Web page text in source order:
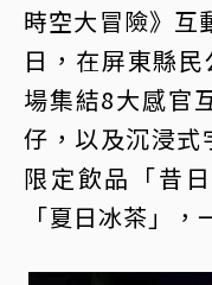
時空大冒險》互
日，在屏東縣
場集結8大感官
仔，以及沉浸式
限定飲品「昔
「夏日冰茶」，